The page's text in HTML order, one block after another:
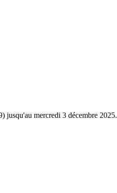
jusqu'au mercredi 3 décembre 2025.